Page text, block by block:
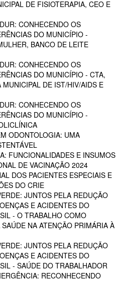
DE FISIOTERAPIA, CEO E
CONHECENDO OS
DO MUNICÍPIO -
BANCO DE LEITE
CONHECENDO OS
DO MUNICÍPIO - CTA,
DE IST/HIV/AIDS E
CONHECENDO OS
DO MUNICÍPIO -
ODONTOLOGIA: UMA
FUNCIONALIDADES E INSUMOS
DE VACINAÇÃO 2024
DOS PACIENTES ESPECIAIS E
DO CRIE
JUNTOS PELA REDUÇÃO
E ACIDENTES DO
- O TRABALHO COMO
NA ATENÇÃO PRIMÁRIA À
JUNTOS PELA REDUÇÃO
E ACIDENTES DO
- SAÚDE DO TRABALHADOR
RECONHECENDO